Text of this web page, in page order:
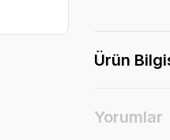
Ürün
Yorumlar